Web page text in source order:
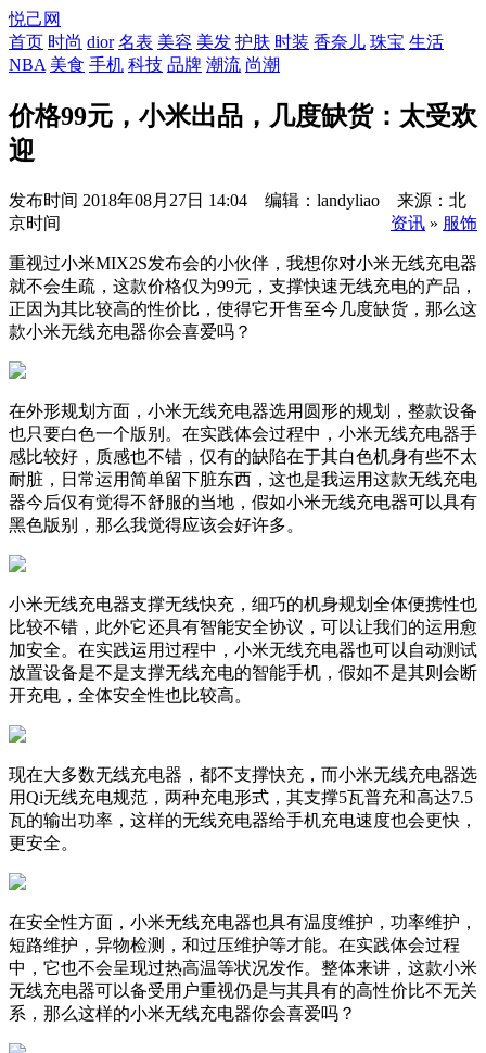
悦己网
首页 时尚 dior 名表 美容 美发 护肤 时装 香奈儿 珠宝 生活
NBA 美食 手机 科技 品牌 潮流 尚潮
价格99元，小米出品，几度缺货：太受欢
迎
发布时间 2018年08月27日 14:04 编辑：landyliao 来源：北
京时间
资讯 » 服饰
重视过小米MIX2S发布会的小伙伴，我想你对小米无线充电器
就不会生疏，这款价格仅为99元，支撑快速无线充电的产品，
正因为其比较高的性价比，使得它开售至今几度缺货，那么这
款小米无线充电器你会喜爱吗？
在外形规划方面，小米无线充电器选用圆形的规划，整款设备
也只要白色一个版别。在实践体会过程中，小米无线充电器手
感比较好，质感也不错，仅有的缺陷在于其白色机身有些不太
耐脏，日常运用简单留下脏东西，这也是我运用这款无线充电
器今后仅有觉得不舒服的当地，假如小米无线充电器可以具有
黑色版别，那么我觉得应该会好许多。
小米无线充电器支撑无线快充，细巧的机身规划全体便携性也
比较不错，此外它还具有智能安全协议，可以让我们的运用愈
加安全。在实践运用过程中，小米无线充电器也可以自动测试
放置设备是不是支撑无线充电的智能手机，假如不是其则会断
开充电，全体安全性也比较高。
现在大多数无线充电器，都不支撑快充，而小米无线充电器选
用Qi无线充电规范，两种充电形式，其支撑5瓦普充和高达7.5
瓦的输出功率，这样的无线充电器给手机充电速度也会更快，
更安全。
在安全性方面，小米无线充电器也具有温度维护，功率维护，
短路维护，异物检测，和过压维护等才能。在实践体会过程
中，它也不会呈现过热高温等状况发作。整体来讲，这款小米
无线充电器可以备受用户重视仍是与其具有的高性价比不无关
系，那么这样的小米无线充电器你会喜爱吗？